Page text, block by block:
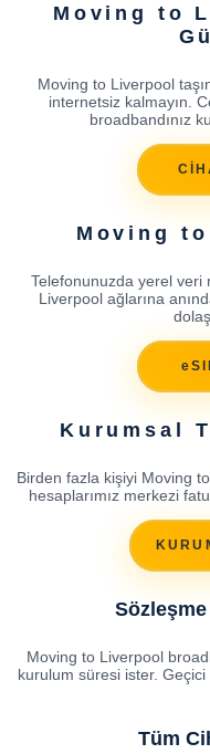
Moving to
Moving to Liverpool
internetsiz kalmayın.
broadbandınız
Moving
Telefonunuzda yerel veri
Liverpool ağlarına
Kurumsal
Birden fazla kişiyi Moving
hesaplarımız merkezi
Moving to Liverpool
kurulum süresi ister.
Tüm